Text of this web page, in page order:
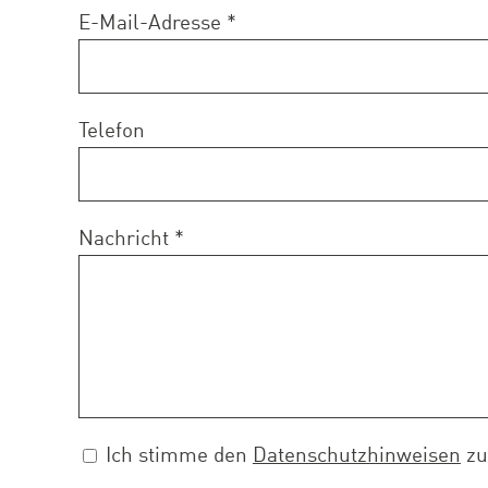
E-Mail-Adresse *
Telefon
Nachricht *
Ich stimme den Datenschutzhinweisen